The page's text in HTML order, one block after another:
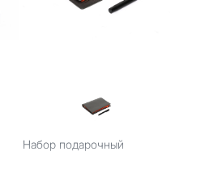
Набор подарочный